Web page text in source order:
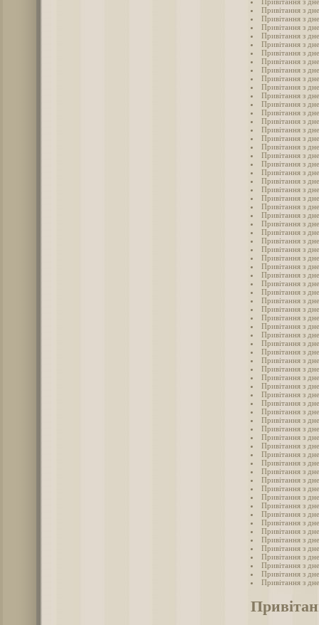
Привітання з
Привітання з
Привітання з
Привітання з
Привітання з
Привітання з
Привітання з
Привітання з
Привітання з
Привітання з
Привітання з
Привітання з
Привітання з
Привітання з
Привітання з
Привітання з
Привітання з
Привітання з
Привітання з
Привітання з
Привітання з
Привітання з
Привітання з
Привітання з
Привітання з
Привітання з
Привітання з
Привітання з
Привітання з
Привітання з
Привітання з
Привітання з
Привітання з
Привітання з
Привітання з
Привітання з
Привітання з
Привітання з
Привітання з
Привітання з
Привітання з
Привітання з
Привітання з
Привітання з
Привітання з
Привітання з
Привітання з
Привітання з
Привітання з
Привітання з
Привітання з
Привітання з
Привітання з
Привітання з
Привітання з
Привітання з
Привітання з
Привітання з
Привітання з
Привітання з
Привітання з
Привітання з
Привітання з
Привітання з
Привітання з
Привітання з
Привітання з
Привітання з